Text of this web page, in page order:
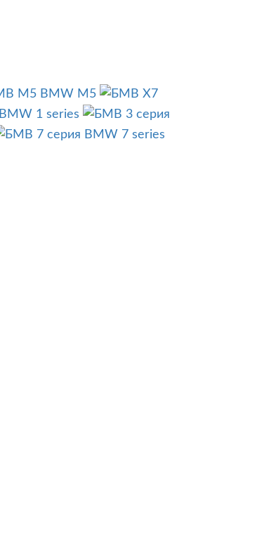
BMW M5
BMW 1 series
BMW 7 series